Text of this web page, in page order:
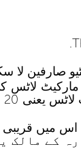
کے مالک